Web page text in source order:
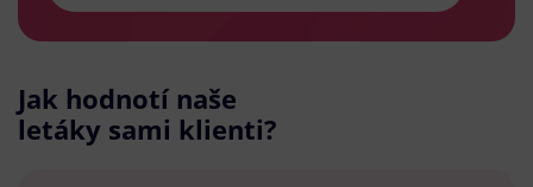
Jak hodnotí naše
letáky sami klienti?